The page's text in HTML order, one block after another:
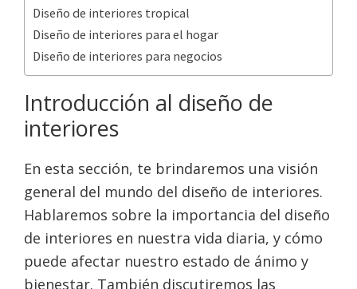
Diseño de interiores tropical
Diseño de interiores para el hogar
Diseño de interiores para negocios
Introducción al diseño de
interiores
En esta sección, te brindaremos una visión
general del mundo del diseño de interiores.
Hablaremos sobre la importancia del diseño
de interiores en nuestra vida diaria, y cómo
puede afectar nuestro estado de ánimo y
bienestar. También discutiremos las